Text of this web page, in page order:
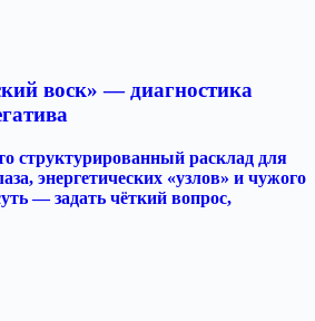
воск» — диагностика
структурированный расклад для
энергетических «узлов» и чужого
— задать чёткий вопрос,